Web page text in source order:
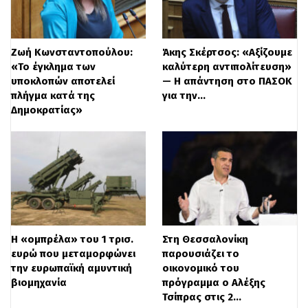
που επλήγησαν από τις επιπτώσεις της
πανδημίας. Έχουν ήδη καταβληθεί 47,9 εκ.
ευρώ, που αντιστοιχεί στην επιδότηση
110.037 δανείων, σε 69.443 δικαιούχους.
ωφεληθούν 100.000 περιπτώσεις δανείων.
Ζήτησε από τα χρηματοπιστωτικά
ιδρύματα να προχωρήσουν σε διμερείς
ρυθμίσεις για τα μη εξυπηρετούμενα
δάνεια, με αποτέλεσμα έως τον Δεκέμβριο
του 2020 να ρυθμιστούν περίπου 397.000
μη εξυπηρετούμενα στεγαστικά,
Ζωή Κωνσταντοπούλου:
«Το έγκλημα των
υποκλοπών αποτελεί
πλήγμα κατά της
Δημοκρατίας»
Άκης Σκέρτσος: «Αξίζουμε
καλύτερη αντιπολίτευση»
— Η απάντηση στο ΠΑΣΟΚ
για την…
Η «ομπρέλα» του 1 τρισ.
ευρώ που μεταμορφώνει
την ευρωπαϊκή αμυντική
βιομηχανία
Στη Θεσσαλονίκη
παρουσιάζει το
οικονομικό του
πρόγραμμα ο Αλέξης
Τσίπρας στις 2…